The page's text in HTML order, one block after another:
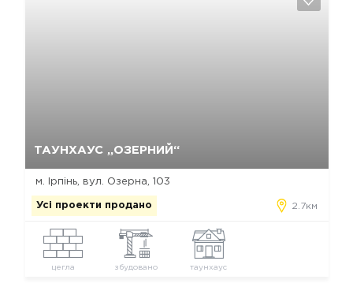
ТАУНХАУС „ОЗЕРНИЙ“
м. Ірпінь, вул. Озерна, 103
Усі проекти продано 2.7км
цегла збудовано таунхаус